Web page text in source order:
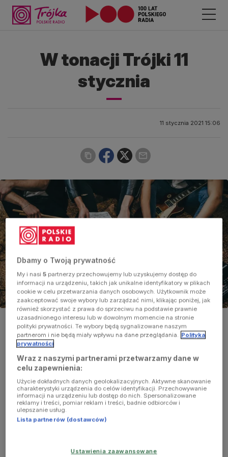
W tonacji Trójki 11
stycznia
11 stycznia 2021 15:06
zdjęcie ilustracyjne
Foto:Shutterstock.com/4 PM production
Tytuł W tonacji Trójki 2021/01/11 15:07
Prowadzący
Marek Wiernik
Tagi
Dbamy o Twoją prywatność
My i nasi5 partnerzy przechowujemy lub uzyskujemy dostęp do
informacji na urządzeniu, takich jak unikalne identyfikatory w plikach
cookie w celu przetwarzania danych osobowych. Użytkownik może
zaakceptować swoje wybory lub zarządzać nimi, klikając poniżej, jak
również skorzystać z prawa do sprzeciwu na podstawie prawnie
uzasadnionego interesu lub w dowolnym momencie na stronie
polityki prywatności. Te wybory będą sygnalizowane naszym
partnerom i nie będą miały wpływu na dane przeglądania. Polityka
prywatności
Wraz z naszymi partnerami przetwarzamy dane w
celu zapewnienia:
Użycie dokładnych danych geolokalizacyjnych. Aktywne skanowanie
charakterystyki urządzenia do celów identyfikacji. Przechowywanie
informacji na urządzeniu lub dostęp do nich. Spersonalizowane
reklamy i treści, pomiar reklam i treści, badnie odbiorców i
ulepszanie usług.
Lista partnerów (dostawców)
Ustawienia zaawansowane